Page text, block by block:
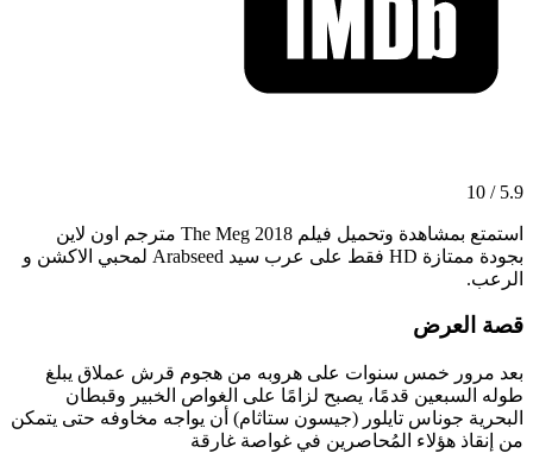
5.9 / 10
استمتع بمشاهدة وتحميل فيلم The Meg 2018 مترجم اون لاين
بجودة ممتازة HD فقط على عرب سيد Arabseed لمحبي الاكشن و
الرعب.
قصة العرض
بعد مرور خمس سنوات على هروبه من هجوم قرش عملاق يبلغ
طوله السبعين قدمًا، يصبح لزامًا على الغواص الخبير وقبطان
البحرية جوناس تايلور (جيسون ستاثام) أن يواجه مخاوفه حتى يتمكن
من إنقاذ هؤلاء المُحاصرين في غواصة غارقة